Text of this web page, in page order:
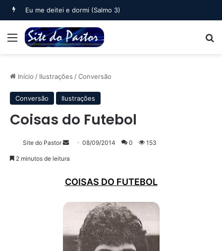
Eu me deitei e dormi (Salmo 3)
Menu
Início / Ilustrações /Conversão
Conversão Ilustrações
Coisas do Futebol
Site do Pastor
Mande
mail
08/09/2014 0 153
2 minutos de leitura
COISAS DO FUTEBOL